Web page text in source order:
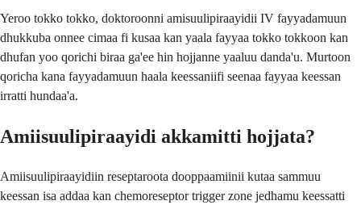
Yeroo tokko tokko, doktoroonni amisuulipiraayidii IV fayyadamuun
dhukkuba onnee cimaa fi kusaa kan yaala fayyaa tokko tokkoon kan
dhufan yoo qorichi biraa ga'ee hin hojjanne yaaluu danda'u. Murtoon
qoricha kana fayyadamuun haala keessaniifi seenaa fayyaa keessan
irratti hundaa'a.
Amiisuulipiraayidi akkamitti hojjata?
Amiisuulipiraayidiin reseptaroota dooppaamiinii kutaa sammuu
keessan isa addaa kan chemoreseptor trigger zone jedhamu keessatti